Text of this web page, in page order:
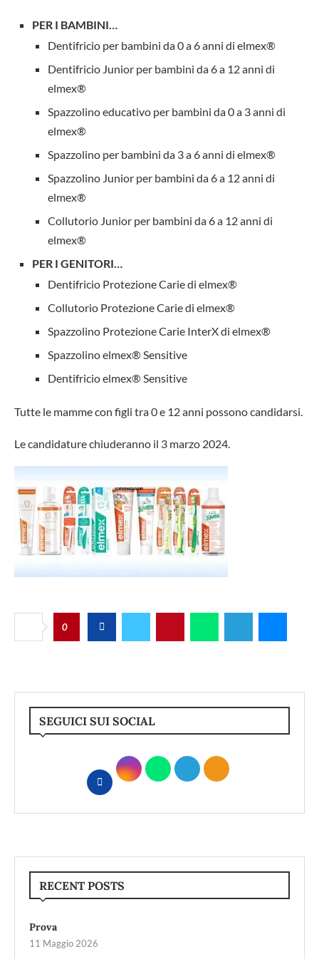
PER I BAMBINI…
Dentifricio per bambini da 0 a 6 anni di elmex®
Dentifricio Junior per bambini da 6 a 12 anni di
elmex®
Spazzolino educativo per bambini da 0 a 3 anni di
elmex®
Spazzolino per bambini da 3 a 6 anni di elmex®
Spazzolino Junior per bambini da 6 a 12 anni di
elmex®
Collutorio Junior per bambini da 6 a 12 anni di
elmex®
PER I GENITORI…
Dentifricio Protezione Carie di elmex®
Collutorio Protezione Carie di elmex®
Spazzolino Protezione Carie InterX di elmex®
Spazzolino elmex® Sensitive
Dentifricio elmex® Sensitive
Tutte le mamme con figli tra 0 e 12 anni possono candidarsi.
Le candidature chiuderanno il 3 marzo 2024.
0
SEGUICI SUI SOCIAL
RECENT POSTS
Prova
11 Maggio 2026